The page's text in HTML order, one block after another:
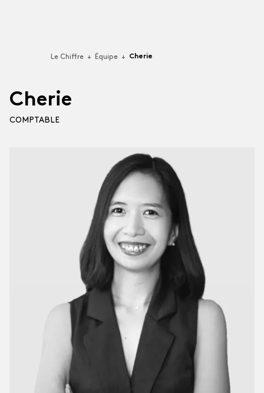
Pour les entreprises de Software-as-a-Service (SaaS),
de conception de logiciels et ...
Services professionnels
Pour les agences et les firmes professionnelles.
Autres entreprises ↗
Pour les entreprises de sports et autres.
Le Chiffre + Équipe + Cherie
Cherie
COMPTABLE